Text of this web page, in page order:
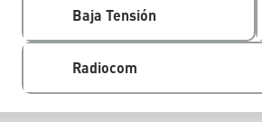
Baja Tensión
Radiocom